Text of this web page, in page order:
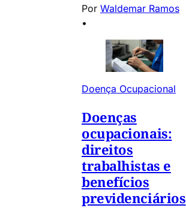
Por Waldemar Ramos
•
Doença Ocupacional
Doenças
ocupacionais:
direitos
trabalhistas e
benefícios
previdenciários